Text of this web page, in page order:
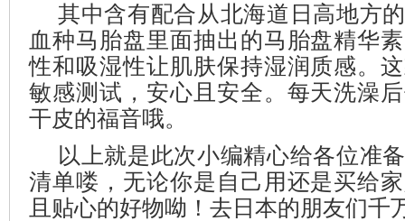
其中含有配合从北海道日高地方
血种马胎盘里面抽出的马胎盘精华
性和吸湿性让肌肤保持湿润质感。
敏感测试，安心且安全。每天洗澡
干皮的福音哦。
以上就是此次小编精心给各位准
清单喽，无论你是自己用还是买给
且贴心的好物呦！去日本的朋友们千